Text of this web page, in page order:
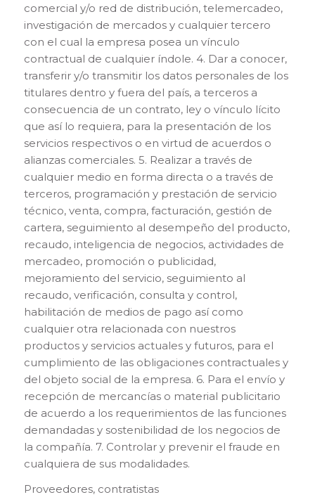
comercial y/o red de distribución, telemercadeo,
investigación de mercados y cualquier tercero
con el cual la empresa posea un vínculo
contractual de cualquier índole. 4. Dar a conocer,
transferir y/o transmitir los datos personales de los
titulares dentro y fuera del país, a terceros a
consecuencia de un contrato, ley o vínculo lícito
que así lo requiera, para la presentación de los
servicios respectivos o en virtud de acuerdos o
alianzas comerciales. 5. Realizar a través de
cualquier medio en forma directa o a través de
terceros, programación y prestación de servicio
técnico, venta, compra, facturación, gestión de
cartera, seguimiento al desempeño del producto,
recaudo, inteligencia de negocios, actividades de
mercadeo, promoción o publicidad,
mejoramiento del servicio, seguimiento al
recaudo, verificación, consulta y control,
habilitación de medios de pago así como
cualquier otra relacionada con nuestros
productos y servicios actuales y futuros, para el
cumplimiento de las obligaciones contractuales y
del objeto social de la empresa. 6. Para el envío y
recepción de mercancías o material publicitario
de acuerdo a los requerimientos de las funciones
demandadas y sostenibilidad de los negocios de
la compañía. 7. Controlar y prevenir el fraude en
cualquiera de sus modalidades.
Proveedores, contratistas